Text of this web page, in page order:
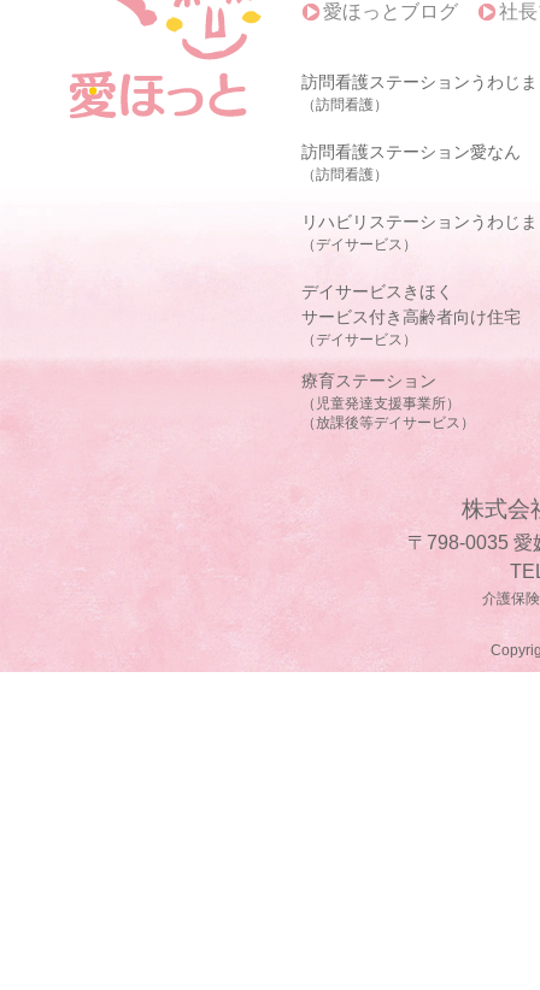
愛ほっとブログ
社
訪問看護ステーションうわじま
（訪問看護）
訪問看護ステーション愛なん
（訪問看護）
リハビリステーションうわじま
（デイサービス）
デイサービスきほく
サービス付き高齢者向け住宅
（デイサービス）
療育ステーション
（児童発達支援事業所）
（放課後等デイサービス）
株式会
〒798-0035 愛
介護保